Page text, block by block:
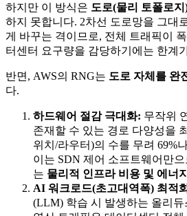
하지만 이 방식은 도로(물리 토폴로지
하지 못합니다. 2차선 도로망을 그대
게 바꾸는 격이므로, 전체 트래픽이
터센터 요구량을 감당하기에는 한계
반면, AWS의 RNG는 도로 자체를 완
다.
하드웨어 절감 극대화: 무작위
존재할 수 있는 경로 다양성을
위치/라우터)의 수를 무려 69%
이는 SDN 제어 소프트웨어만
는 물리적 인프라 비용 및 에너
AI 워크로드(초고대역폭) 최적
(LLM) 학습 시 발생하는 올리듀